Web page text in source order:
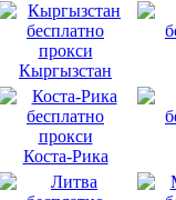
Кыргызстан
Коста-Рика